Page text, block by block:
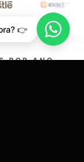
POR ANO.
👉